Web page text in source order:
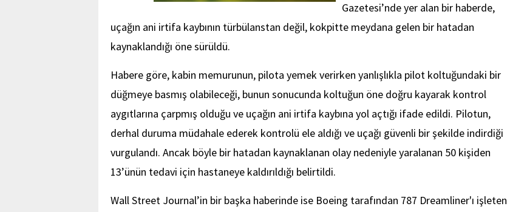
Gazetesi’nde yer alan bir haberde,
uçağın ani irtifa kaybının türbülanstan değil, kokpitte meydana gelen bir hatadan
kaynaklandığı öne sürüldü.
Habere göre, kabin memurunun, pilota yemek verirken yanlışlıkla pilot koltuğundaki bir
düğmeye basmış olabileceği, bunun sonucunda koltuğun öne doğru kayarak kontrol
aygıtlarına çarpmış olduğu ve uçağın ani irtifa kaybına yol açtığı ifade edildi. Pilotun,
derhal duruma müdahale ederek kontrolü ele aldığı ve uçağı güvenli bir şekilde indirdiği
vurgulandı. Ancak böyle bir hatadan kaynaklanan olay nedeniyle yaralanan 50 kişiden
13’ünün tedavi için hastaneye kaldırıldığı belirtildi.
Wall Street Journal’in bir başka haberinde ise Boeing tarafından 787 Dreamliner'ı işleten